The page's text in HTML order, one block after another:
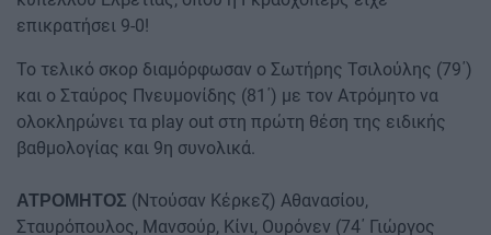
επικρατήσει 9-0!
Το τελικό σκορ διαμόρφωσαν ο Σωτήρης Τσιλούλης (79΄)
και ο Σταύρος Πνευμονίδης (81΄) με τον Ατρόμητο να
ολοκληρώνει τα play out στη πρώτη θέση της ειδικής
βαθμολογίας και 9η συνολικά.
ΑΤΡΟΜΗΤΟΣ (Ντούσαν Κέρκεζ) Αθανασίου,
Σταυρόπουλος, Μανσούρ, Κίνι, Ουρόνεν (74΄ Γιώργος